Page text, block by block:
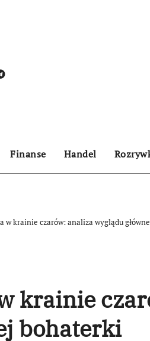
Finanse Handel
w krainie czarów: analiza wyglądu
krainie
bohaterki